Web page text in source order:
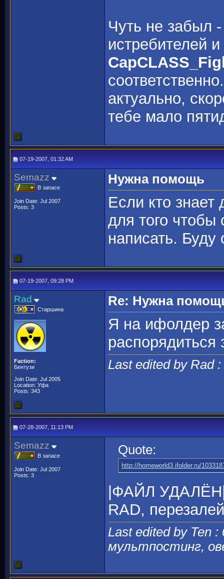
Чуть не забыл
истребителей
актуально,
тебе мало
07-19-2007, 01:32 AM
Semazz
В запасе
Join Date: Jul 2007
Posts: 3
Нужна помощь
Если кто знает
для того
написать. Буду
07-19-2007, 09:28 PM
Rad
Старшина
Faction:
Бентузи
Join Date: Jul 2005
Location: Уфа
Posts: 343
Re: Нужна
Я на ифолдер
Last edited by Rad
07-28-2007, 11:13 PM
Semazz
В запасе
Join Date: Jul 2007
Posts: 3
Quote:
http://homeworld3.ifolder.ru/
|ФАЙЛ
RAD,
Last edited by Ten
мультпостинг,